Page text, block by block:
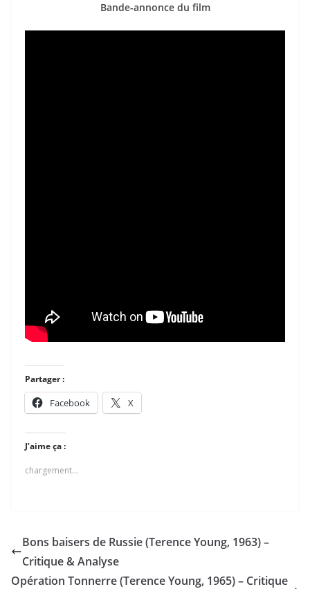
Bande-annonce du film
Partager :
Facebook X
J’aime ça :
chargement…
Bons baisers de Russie (Terence Young, 1963) –
Critique & Analyse
Opération Tonnerre (Terence Young, 1965) – Critique